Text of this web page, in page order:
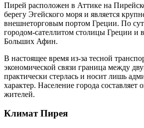
Пирей расположен в Аттике на
берегу Эгейского моря и является
внешнеторговым портом Греции. По
городом-сателлитом столицы Греции и
Больших Афин.
В настоящее время из-за тесной
экономической связи граница между
практически стерлась и носит лишь
характер. Население города составляет
жителей.
Климат Пирея